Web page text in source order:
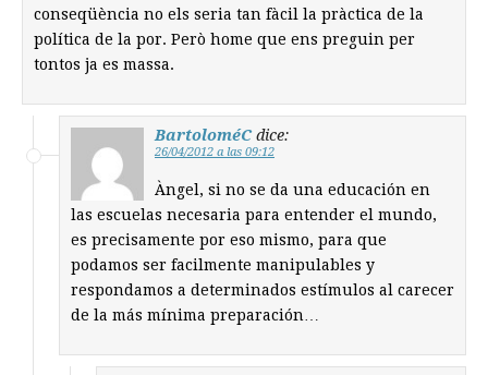
conseqüència no els seria tan fàcil la pràctica de la
política de la por. Però home que ens preguin per
tontos ja es massa.
BartoloméC dice:
26/04/2012 a las 09:12
Àngel, si no se da una educación en
las escuelas necesaria para entender el mundo,
es precisamente por eso mismo, para que
podamos ser facilmente manipulables y
respondamos a determinados estímulos al carecer
de la más mínima preparación…